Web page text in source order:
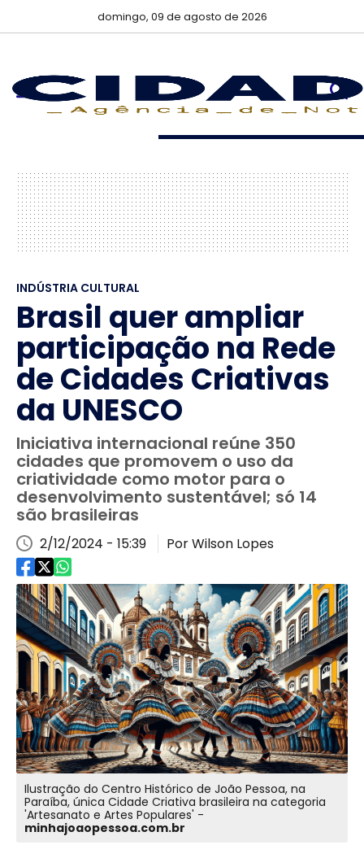
domingo, 09 de agosto de 2026
INDÚSTRIA CULTURAL
Brasil quer ampliar
participação na Rede
de Cidades Criativas
da UNESCO
Iniciativa internacional reúne 350
cidades que promovem o uso da
criatividade como motor para o
desenvolvimento sustentável; só 14
são brasileiras
2/12/2024 - 15:39 Por Wilson Lopes
Ilustração do Centro Histórico de João Pessoa, na
Paraíba, única Cidade Criativa brasileira na categoria
'Artesanato e Artes Populares' -
minhajoaopessoa.com.br